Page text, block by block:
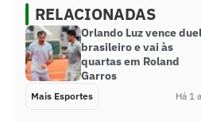
RELACIONADAS
Orlando Luz vence
brasileiro e vai às
quartas em Roland
Garros
Mais Esportes Há 1